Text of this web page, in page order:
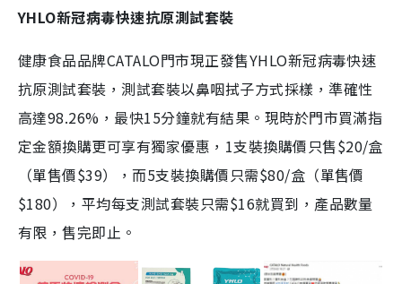
YHLO新冠病毒快速抗原測試套裝
健康食品品牌CATALO門市現正發售YHLO新冠病毒快速
抗原測試套裝，測試套裝以鼻咽拭子方式採樣，準確性
高達98.26%，最快15分鐘就有結果。現時於門市買滿指
定金額換購更可享有獨家優惠，1支裝換購價只售$20/盒
（單售價$39），而5支裝換購價只需$80/盒（單售價
$180），平均每支測試套裝只需$16就買到，產品數量
有限，售完即止。